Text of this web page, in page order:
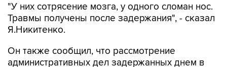
"У них сотрясение мозга, у одного сломан нос.
Травмы получены после задержания", - сказал
Я.Никитенко.
Он также сообщил, что рассмотрение
административных дел задержанных днем в